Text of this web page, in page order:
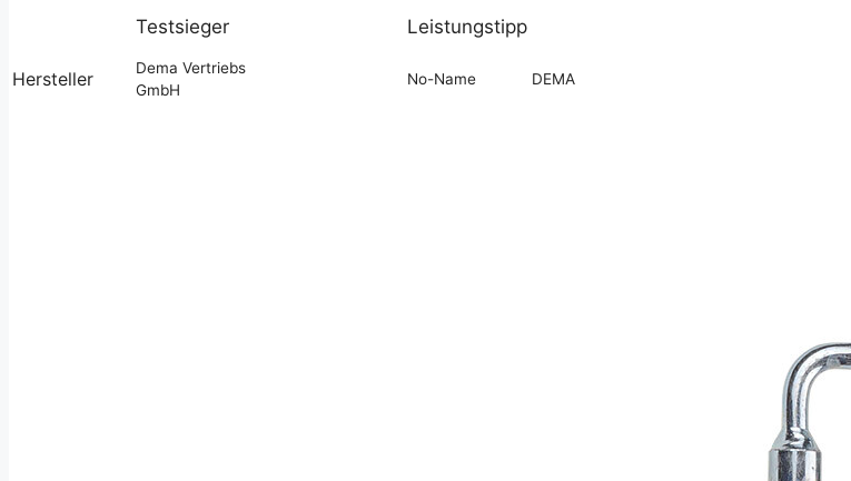
Testsieger Leistungstipp
Hersteller
Dema Vertriebs
GmbH
No-Name DEMA